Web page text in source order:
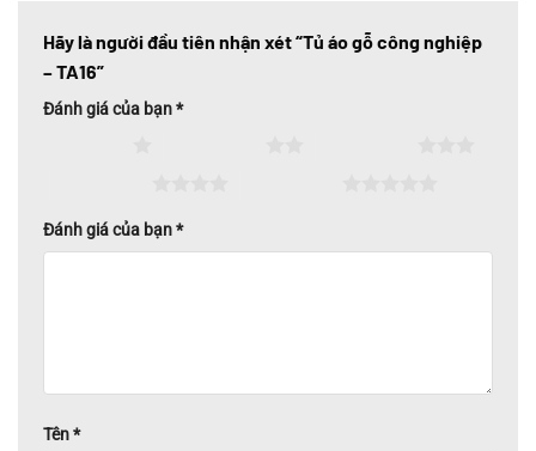
Hãy là người đầu tiên nhận xét “Tủ áo gỗ công nghiệp
– TA16”
Đánh giá của bạn*
Đánh giá của bạn*
Tên*